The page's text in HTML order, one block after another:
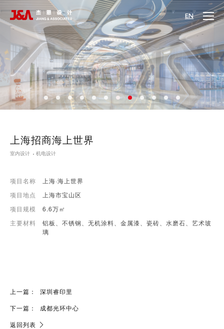
EN
上海招商海上世界
室内设计 机电设计
项目名称
上海·海上世界
项目地点
上海市宝山区
项目规模
6.6万㎡
主要材料
铝板、不锈钢、无机涂料、金属漆、瓷砖、水磨石、艺术玻
璃
上一篇：
深圳睿印里
下一篇：
成都光环中心
返回列表